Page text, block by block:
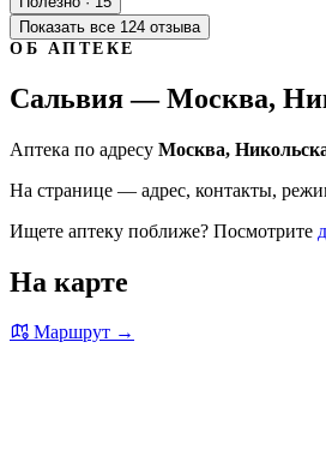
Показать все 124 отзыва
ОБ АПТЕКЕ
Сальвия — Москва,
Аптека по адресу Москва,
На странице — адрес, контакты,
Ищете аптеку поближе? Посмотрите
На карте
Маршрут →